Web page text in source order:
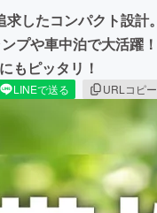
したコンパクト設計
プや車中泊で大活躍
もピッタリ！
LINEで送る URLコピー